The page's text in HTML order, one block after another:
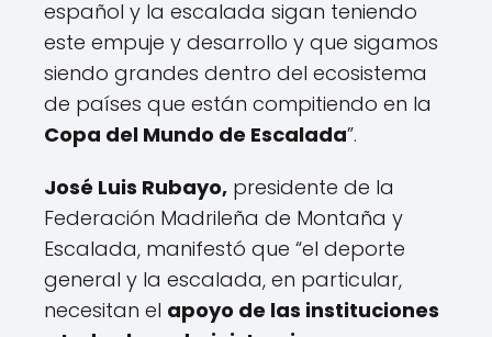
español y la escalada sigan teniendo
este empuje y desarrollo y que sigamos
siendo grandes dentro del ecosistema
de países que están compitiendo en la
Copa del Mundo de Escalada”.
José Luis Rubayo, presidente de la
Federación Madrileña de Montaña y
Escalada, manifestó que “el deporte
general y la escalada, en particular,
necesitan el apoyo de las instituciones